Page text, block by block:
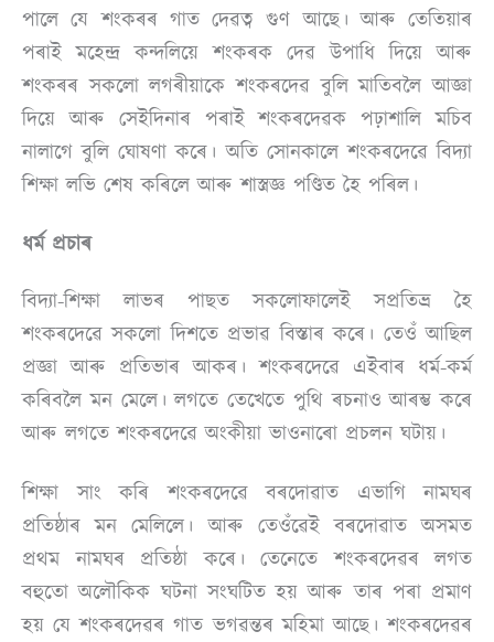
পালে যে শংকৰৰ গাত দেৱত্ব গুণ আছে। আৰু তেতিয়াৰ
পৰাই মহেন্দ্ৰ কন্দলিয়ে শংকৰক দেৱ উপাধি দিয়ে আৰু
শংকৰৰ সকলো লগৰীয়াকে শংকৰদেৱ বুলি মাতিবলৈ আজ্ঞা
দিয়ে আৰু সেইদিনাৰ পৰাই শংকৰদেৱক পঢ়াশালি মচিব
নালাগে বুলি ঘোষণা কৰে। অতি সোনকালে শংকৰদেৱে বিদ্যা
শিক্ষা লভি শেষ কৰিলে আৰু শাস্ত্ৰজ্ঞ পণ্ডিত হৈ পৰিল।
ধৰ্ম প্ৰচাৰ
বিদ্যা-শিক্ষা লাভৰ পাছত সকলোফালেই সপ্ৰতিভ্ৰ হৈ
শংকৰদেৱে সকলো দিশতে প্ৰভাৱ বিস্তাৰ কৰে। তেওঁ আছিল
প্ৰজ্ঞা আৰু প্ৰতিভাৰ আকৰ। শংকৰদেৱে এইবাৰ ধৰ্ম-কৰ্ম
কৰিবলৈ মন মেলে। লগতে তেখেতে পুথি ৰচনাও আৰম্ভ কৰে
আৰু লগতে শংকৰদেৱে অংকীয়া ভাওনাৰো প্ৰচলন ঘটায়।
শিক্ষা সাং কৰি শংকৰদেৱে বৰদোৱাত এভাগি নামঘৰ
প্ৰতিষ্ঠাৰ মন মেলিলে। আৰু তেওঁৱেই বৰদোৱাত অসমত
প্ৰথম নামঘৰ প্ৰতিষ্ঠা কৰে। তেনেতে শংকৰদেৱৰ লগত
বহুতো অলৌকিক ঘটনা সংঘটিত হয় আৰু তাৰ পৰা প্ৰমাণ
হয় যে শংকৰদেৱৰ গাত ভগৱন্তৰ মহিমা আছে। শংকৰদেৱৰ